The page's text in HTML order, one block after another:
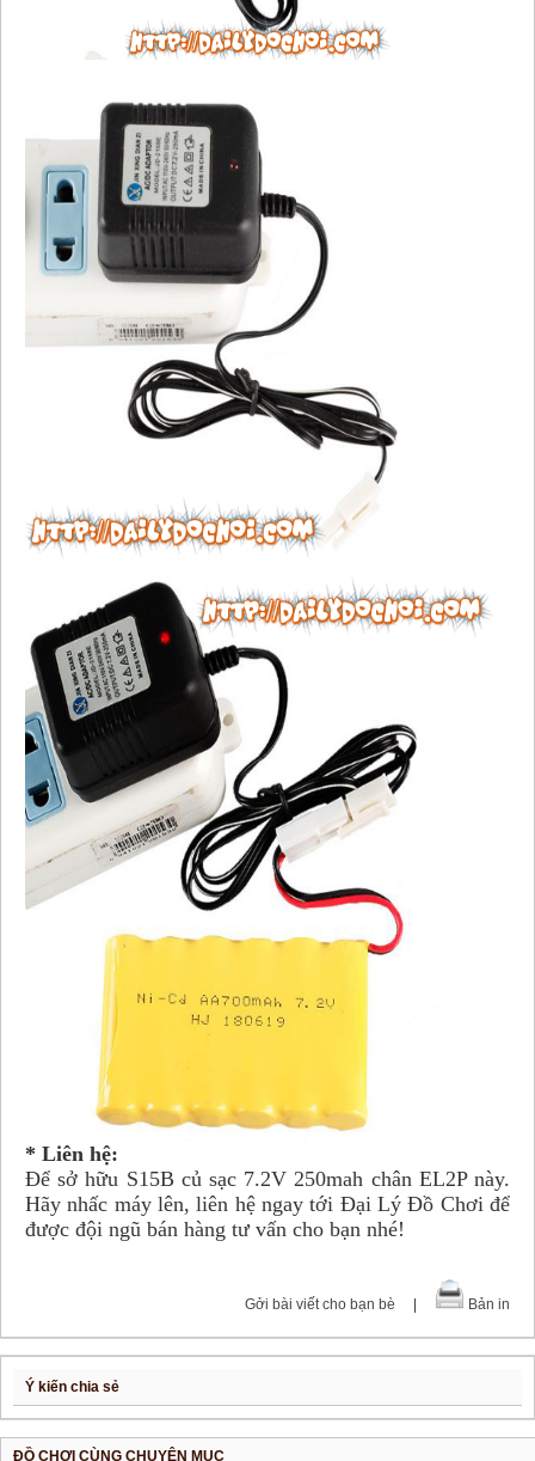
* Liên hệ:
Để sở hữu S15B củ sạc 7.2V 250mah chân EL2P này.
Hãy nhấc máy lên, liên hệ ngay tới Đại Lý Đồ Chơi để
được đội ngũ bán hàng tư vấn cho bạn nhé!
Gởi bài viết cho bạn bè | Bản in
Ý kiến chia sẻ
ĐỒ CHƠI CÙNG CHUYÊN MỤC